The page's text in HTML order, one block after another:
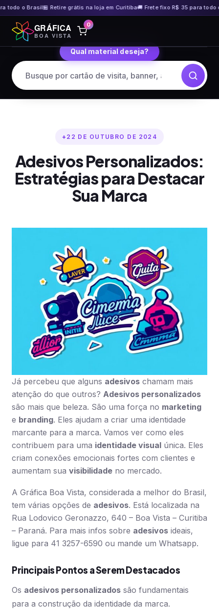
o Brasil🏪 Retire grátis na loja em Curitiba🚚 Frete fixo R$ 35 para todo o
Pular
para
o
GRÁFICA
BOA VISTA
0
Qual material deseja?
22 DE OUTUBRO DE 2024
Adesivos Personalizados:
Estratégias para Destacar
Sua Marca
Já percebeu que alguns adesivos chamam mais
atenção do que outros? Adesivos personalizados
são mais que beleza. São uma força no marketing
e branding. Eles ajudam a criar uma identidade
marcante para a marca. Vamos ver como eles
contribuem para uma identidade visual única. Eles
criam conexões emocionais fortes com clientes e
aumentam sua visibilidade no mercado.
A Gráfica Boa Vista, considerada a melhor do Brasil,
tem várias opções de adesivos. Está localizada na
Rua Lodovico Geronazzo, 640 – Boa Vista – Curitiba
– Paraná. Para mais infos sobre adesivos ideais,
ligue para 41 3257-6590 ou mande um Whatsapp.
Principais Pontos a Serem Destacados
Os adesivos personalizados são fundamentais
para a construção da identidade da marca.